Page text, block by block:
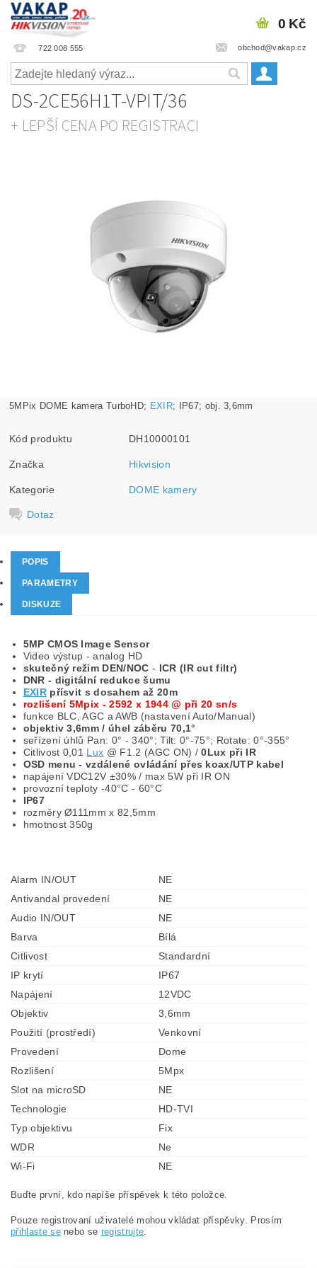
722 008 555 obchod@vakap.cz
0 Kč
DS-2CE56H1T-VPIT/36
+ LEPŠÍ CENA PO REGISTRACI
5MPix DOME kamera TurboHD; EXIR; IP67; obj. 3,6mm
Kód produktu DH10000101
Značka Hikvision
Kategorie DOME kamery
Dotaz
POPIS
PARAMETRY
DISKUZE
5MP CMOS Image Sensor
Video výstup - analog HD
skutečný režim DEN/NOC - ICR (IR cut filtr)
DNR - digitální redukce šumu
EXIRpřísvit s dosahem až 20m
rozlišení 5Mpix - 2592 x 1944 @ při 20 sn/s
funkce BLC, AGC a AWB (nastavení Auto/Manual)
objektiv 3,6mm / úhel záběru 70,1°
seřízení úhlů Pan: 0° - 340°; Tilt: 0°-75°; Rotate: 0°-355°
Citlivost 0,01 Lux @ F1.2 (AGC ON) /0Lux při IR
OSD menu - vzdálené ovládání přes koax/UTP kabel
napájení VDC12V ±30% / max 5W při IR ON
provozní teploty -40°C - 60°C
IP67
rozměry Ø111mm x 82,5mm
hmotnost 350g
Alarm IN/OUT
NE
Antivandal provedení
NE
Audio IN/OUT
NE
Barva
Bílá
Citlivost
Standardní
IP krytí
IP67
Napájení
12VDC
Objektiv
3,6mm
Použití (prostředí)
Venkovní
Provedení
Dome
Rozlišení
5Mpx
Slot na microSD
NE
Technologie
HD-TVI
Typ objektivu
Fix
WDR
Ne
Wi-Fi
NE
Buďte první, kdo napíše příspěvek k této položce.
Pouze registrovaní uživatelé mohou vkládat příspěvky. Prosím
přihlaste senebo se registrujte.